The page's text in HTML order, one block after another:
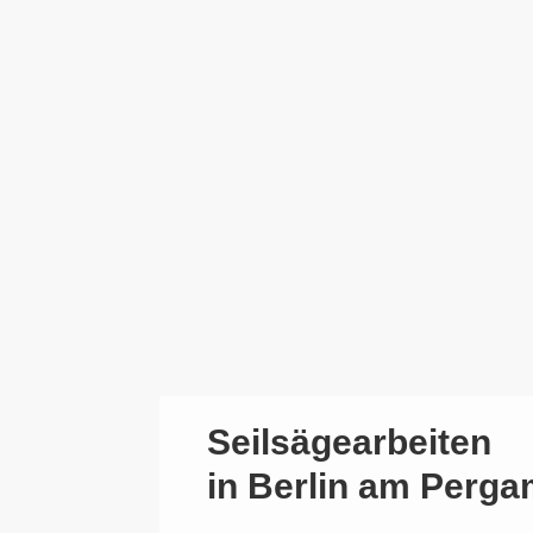
Seilsägearbeiten
in Berlin am